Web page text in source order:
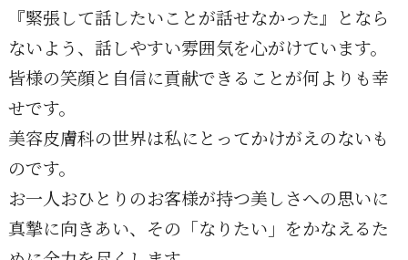
『緊張して話したいことが話せなかった』となら
ないよう、話しやすい雰囲気を心がけています。
皆様の笑顔と自信に貢献できることが何よりも幸
せです。
美容皮膚科の世界は私にとってかけがえのないも
のです。
お一人おひとりのお客様が持つ美しさへの思いに
真摯に向きあい、その「なりたい」をかなえるた